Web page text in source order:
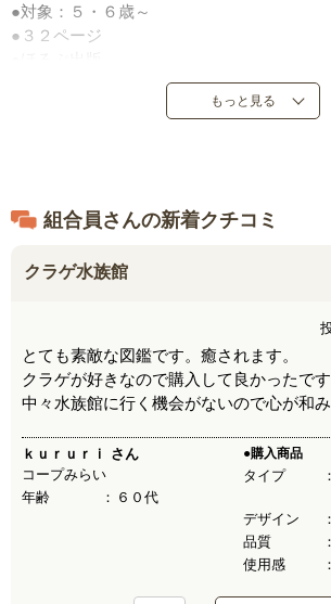
●対象：５・６歳～
●３２ページ
●定価：１，６５０円（税込）
もっと見る
組合員さんの新着クチコミ
クラゲ水族館
とても素敵な図鑑です。癒されます。
クラゲが好きなので購入して良かったです
中々水族館に行く機会がないので心が和み
ｋｕｒｕｒｉ
さん
コープみらい
年齢
６０代
●購入商品
タイプ
デザイン
品質
使用感